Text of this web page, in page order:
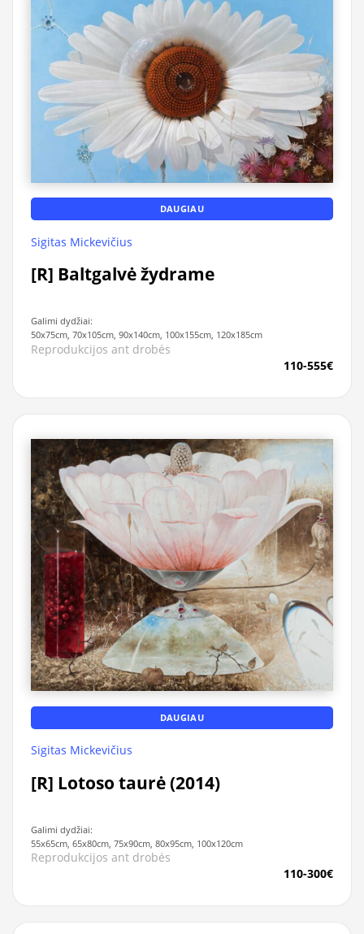
DAUGIAU
Sigitas Mickevičius
[R] Baltgalvė žydrame
Galimi dydžiai:
50x75cm, 70x105cm, 90x140cm, 100x155cm, 120x185cm
Reprodukcijos ant drobės
110-555€
DAUGIAU
Sigitas Mickevičius
[R] Lotoso taurė (2014)
Galimi dydžiai:
55x65cm, 65x80cm, 75x90cm, 80x95cm, 100x120cm
Reprodukcijos ant drobės
110-300€